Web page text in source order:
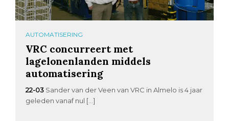
AUTOMATISERING
VRC concurreert met
lagelonenlanden middels
automatisering
22-03 Sander van der Veen van VRC in Almelo is 4 jaar
geleden vanaf nul […]